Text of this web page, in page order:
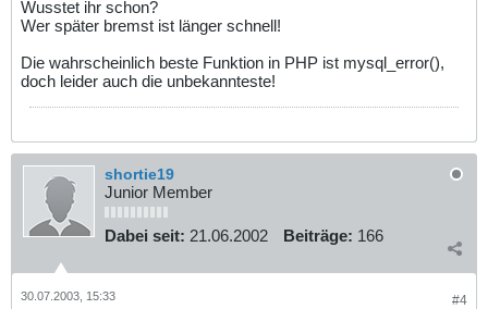
Wusstet ihr schon?
Wer später bremst ist länger schnell!
Die wahrscheinlich beste Funktion in PHP ist mysql_error(),
doch leider auch die unbekannteste!
shortie19
Junior Member
Dabei seit: 21.06.2002 Beiträge: 166
#4
30.07.2003, 15:33